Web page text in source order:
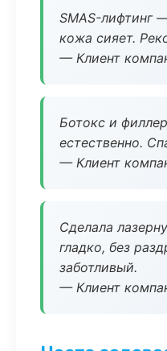
SMAS-лифтинг
кожа сияет.
— Клиент
Ботокс и
естественно.
— Клиент
Сделала
гладко, без
заботливый.
— Клиент